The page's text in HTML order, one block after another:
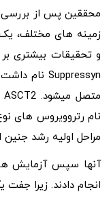
محققین پس از
زمینه های مختلف، یک
و تحقیقات بیشتری بر
مراحل اولیه رشد جنین
آنها سپس آزمایش
انجام دادند. زیرا